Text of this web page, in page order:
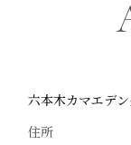
六本木カマエデ
住所